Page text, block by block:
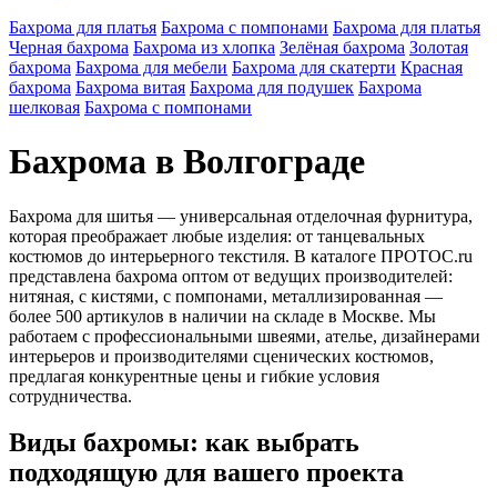
Бахрома для платья Бахрома с помпонами Бахрома для платья
Черная бахрома Бахрома из хлопка Зелёная бахрома Золотая
бахрома Бахрома для мебели Бахрома для скатерти Красная
бахрома Бахрома витая Бахрома для подушек Бахрома
шелковая Бахрома с помпонами
Бахрома в Волгограде
Бахрома для шитья — универсальная отделочная фурнитура,
которая преображает любые изделия: от танцевальных
костюмов до интерьерного текстиля. В каталоге ПРОТОС.ru
представлена бахрома оптом от ведущих производителей:
нитяная, с кистями, с помпонами, металлизированная —
более 500 артикулов в наличии на складе в Москве. Мы
работаем с профессиональными швеями, ателье, дизайнерами
интерьеров и производителями сценических костюмов,
предлагая конкурентные цены и гибкие условия
сотрудничества.
Виды бахромы: как выбрать
подходящую для вашего проекта